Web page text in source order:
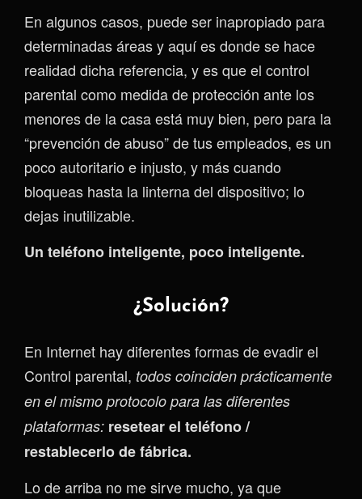
En algunos casos, puede ser inapropiado para
determinadas áreas y aquí es donde se hace
realidad dicha referencia, y es que el control
parental como medida de protección ante los
menores de la casa está muy bien, pero para la
“prevención de abuso” de tus empleados, es un
poco autoritario e injusto, y más cuando
bloqueas hasta la linterna del dispositivo; lo
dejas inutilizable.
Un teléfono inteligente, poco inteligente.
¿Solución?
En Internet hay diferentes formas de evadir el
Control parental, todos coinciden prácticamente
en el mismo protocolo para las diferentes
plataformas: resetear el teléfono /
restablecerlo de fábrica.
Lo de arriba no me sirve mucho, ya que